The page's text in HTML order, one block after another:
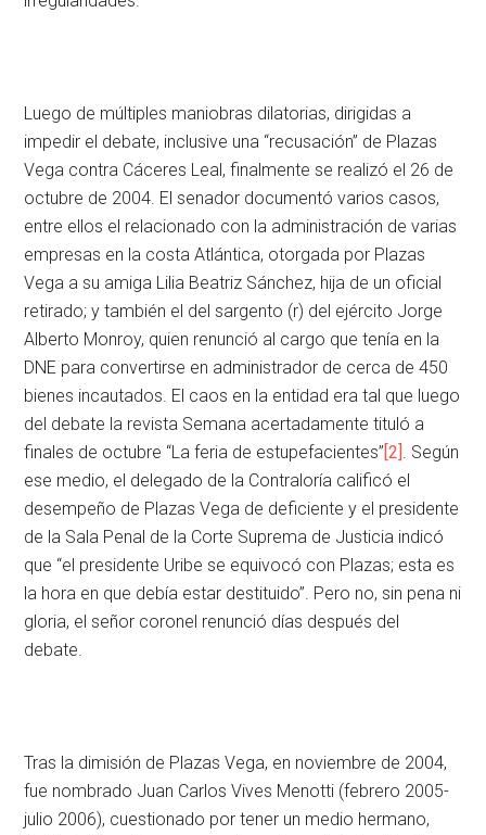
Luego de múltiples maniobras dilatorias, dirigidas a
impedir el debate, inclusive una “recusación” de Plazas
Vega contra Cáceres Leal, finalmente se realizó el 26 de
octubre de 2004. El senador documentó varios casos,
entre ellos el relacionado con la administración de varias
empresas en la costa Atlántica, otorgada por Plazas
Vega a su amiga Lilia Beatriz Sánchez, hija de un oficial
retirado; y también el del sargento (r) del ejército Jorge
Alberto Monroy, quien renunció al cargo que tenía en la
DNE para convertirse en administrador de cerca de 450
bienes incautados. El caos en la entidad era tal que luego
del debate la revista Semana acertadamente tituló a
finales de octubre “La feria de estupefacientes”[2] . Según
ese medio, el delegado de la Contraloría calificó el
desempeño de Plazas Vega de deficiente y el presidente
de la Sala Penal de la Corte Suprema de Justicia indicó
que “el presidente Uribe se equivocó con Plazas; esta es
la hora en que debía estar destituido”. Pero no, sin pena ni
gloria, el señor coronel renunció días después del
debate.
Tras la dimisión de Plazas Vega, en noviembre de 2004,
fue nombrado Juan Carlos Vives Menotti (febrero 2005-
julio 2006), cuestionado por tener un medio hermano,